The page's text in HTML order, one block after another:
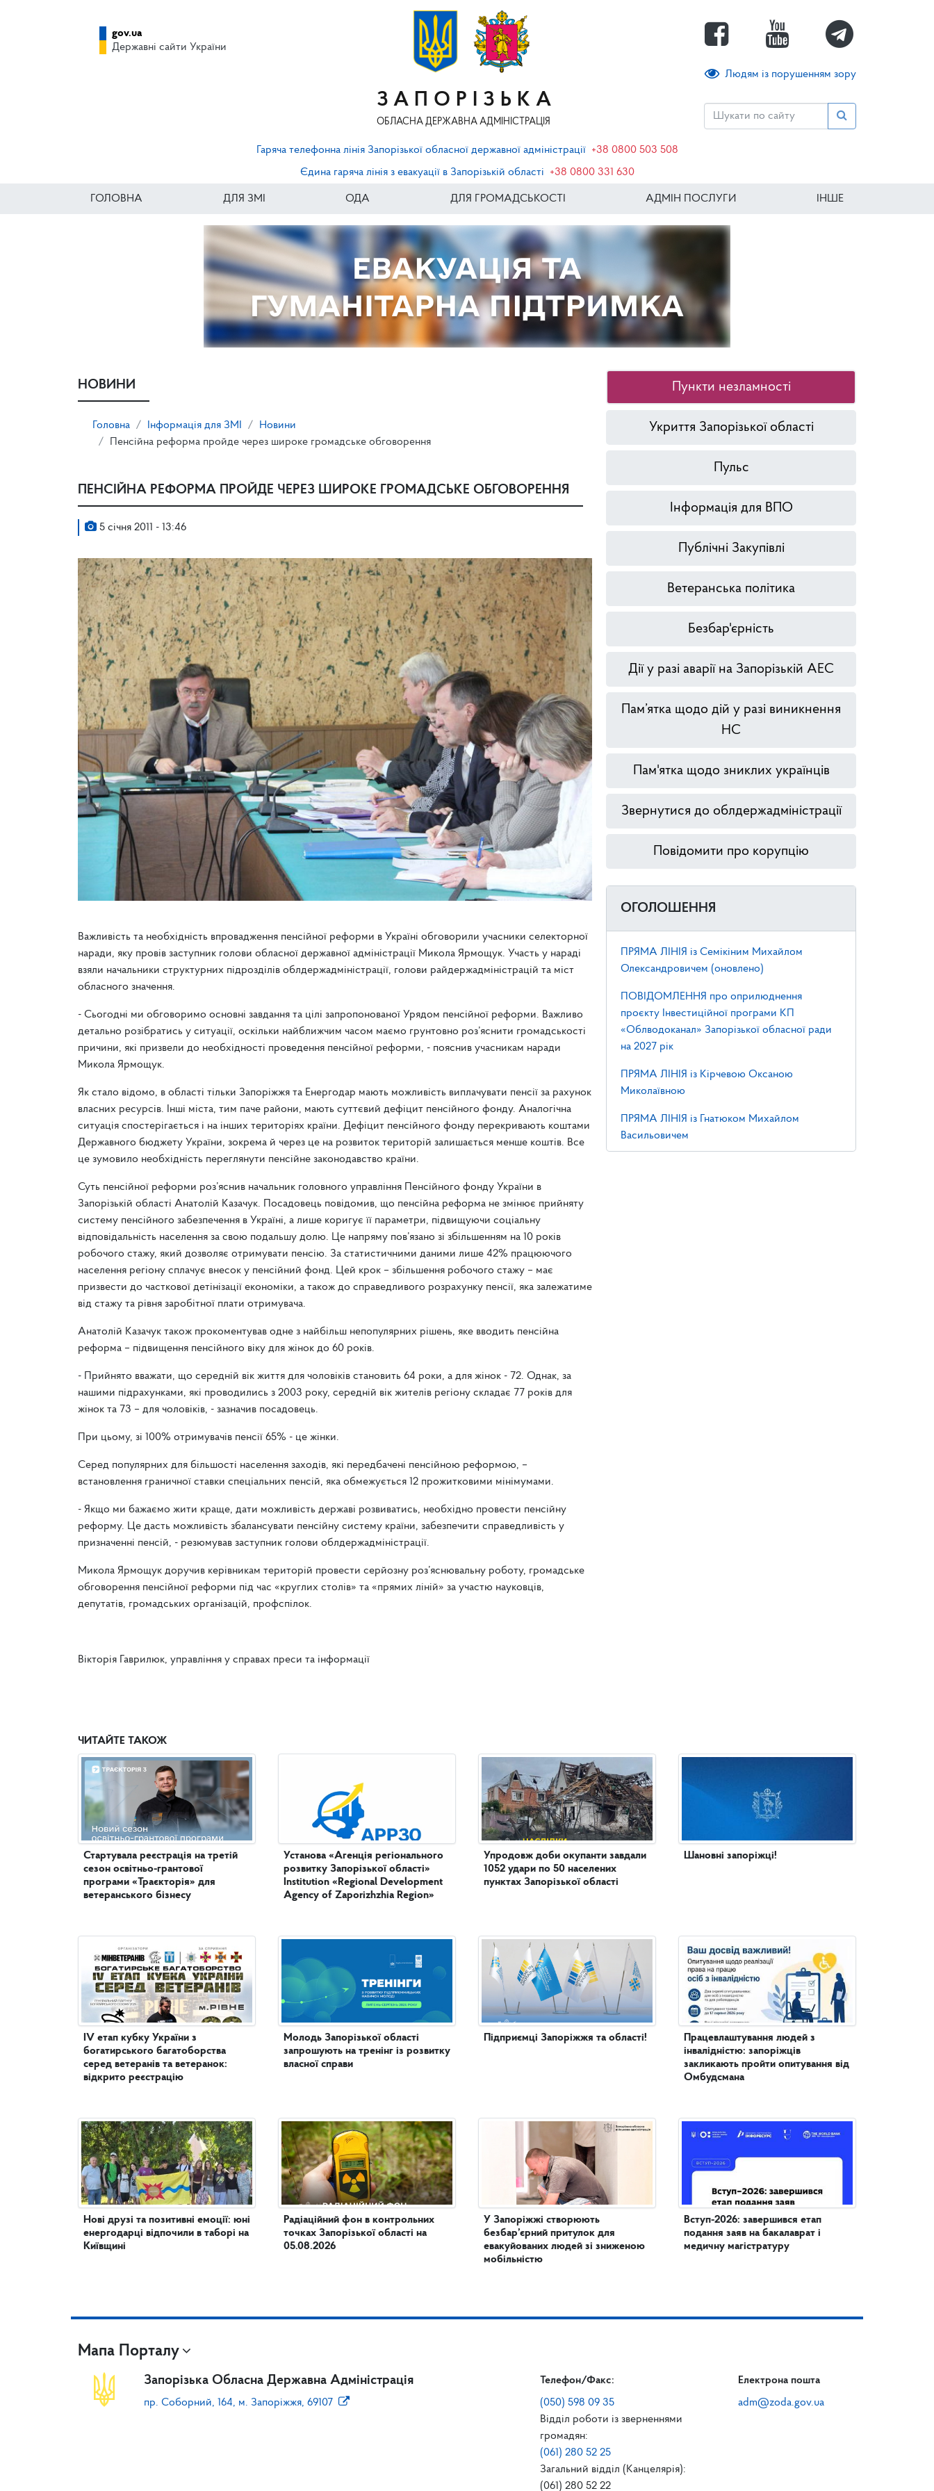
ЗАПОРІЗЬКА
ОБЛАСНА ДЕРЖАВНА АДМІНІСТРАЦІЯ
Людям із порушенням зору
gov.ua
Державні сайти України
Гаряча телефонна лінія Запорізької обласної державної адміністрації +38 0800 503 508
Єдина гаряча лінія з евакуації в Запорізькій області
+38 0800 331 630
ГОЛОВНА ДЛЯ ЗМІ ОДА ДЛЯ ГРОМАДСЬКОСТІ АДМІН ПОСЛУГИ ІНШЕ
НОВИНИ
Головна Інформація для ЗМІ
Новини
Пенсійна реформа пройде через широке громадське обговорення
ПЕНСІЙНА РЕФОРМА ПРОЙДЕ ЧЕРЕЗ ШИРОКЕ ГРОМАДСЬКЕ ОБГОВОРЕННЯ
5 січня 2011 - 13:46
Важливість та необхідність впровадження пенсійної реформи в Україні обговорили учасники селекторної
наради, яку провів заступник голови обласної державної адміністрації Микола Ярмощук. Участь у нараді
взяли начальники структурних підрозділів облдержадміністрації, голови райдержадміністрацій та міст
обласного значення.
- Сьогодні ми обговоримо основні завдання та цілі запропонованої Урядом пенсійної реформи. Важливо
детально розібратись у ситуації, оскільки найближчим часом маємо грунтовно роз’яснити громадськості
причини, які призвели до необхідності проведення пенсійної реформи, - пояснив учасникам наради
Микола Ярмощук.
Як стало відомо, в області тільки Запоріжжя та Енергодар мають можливість виплачувати пенсії за рахунок
власних ресурсів. Інші міста, тим паче райони, мають суттєвий дефіцит пенсійного фонду. Аналогічна
ситуація спостерігається і на інших територіях країни. Дефіцит пенсійного фонду перекривають коштами
Державного бюджету України, зокрема й через це на розвиток територій залишається менше коштів. Все
це зумовило необхідність переглянути пенсійне законодавство країни.
Суть пенсійної реформи роз’яснив начальник головного управління Пенсійного фонду України в
Запорізькій області Анатолій Казачук. Посадовець повідомив, що пенсійна реформа не змінює прийняту
систему пенсійного забезпечення в Україні, а лише коригує її параметри, підвищуючи соціальну
відповідальність населення за свою подальшу долю. Це напряму пов’язано зі збільшенням на 10 років
робочого стажу, який дозволяє отримувати пенсію. За статистичними даними лише 42% працюючого
населення регіону сплачує внесок у пенсійний фонд. Цей крок – збільшення робочого стажу – має
призвести до часткової детінізації економіки, а також до справедливого розрахунку пенсії, яка залежатиме
від стажу та рівня заробітної плати отримувача.
Анатолій Казачук також прокоментував одне з найбільш непопулярних рішень, яке вводить пенсійна
реформа – підвищення пенсійного віку для жінок до 60 років.
- Прийнято вважати, що середній вік життя для чоловіків становить 64 роки, а для жінок - 72. Однак, за
нашими підрахунками, які проводились з 2003 року, середній вік жителів регіону складає 77 років для
жінок та 73 – для чоловіків, - зазначив посадовець.
При цьому, зі 100% отримувачів пенсії 65% - це жінки.
Серед популярних для більшості населення заходів, які передбачені пенсійною реформою, –
встановлення граничної ставки спеціальних пенсій, яка обмежується 12 прожитковими мінімумами.
- Якщо ми бажаємо жити краще, дати можливість державі розвиватись, необхідно провести пенсійну
реформу. Це дасть можливість збалансувати пенсійну систему країни, забезпечити справедливість у
призначенні пенсій, - резюмував заступник голови облдержадміністрації.
Микола Ярмощук доручив керівникам територій провести серйозну роз’яснювальну роботу, громадське
обговорення пенсійної реформи під час «круглих столів» та «прямих ліній» за участю науковців,
депутатів, громадських організацій, профспілок.
Вікторія Гаврилюк, управління у справах преси та інформації
Пункти незламності
Укриття Запорізької області
Пульс
Інформація для ВПО
Публічні Закупівлі
Ветеранська політика
Безбар'єрність
Дії у разі аварії на Запорізькій АЕС
Пам’ятка щодо дій у разі виникнення
НС
Пам'ятка щодо зниклих українців
Звернутися до облдержадміністрації
Повідомити про корупцію
ОГОЛОШЕННЯ
ПРЯМА ЛІНІЯ із Семікіним Михайлом
Олександровичем (оновлено)
ПОВІДОМЛЕННЯ про оприлюднення
проєкту Інвестиційної програми КП
«Облводоканал» Запорізької обласної ради
на 2027 рік
ПРЯМА ЛІНІЯ із Кірчевою Оксаною
Миколаївною
ПРЯМА ЛІНІЯ із Гнатюком Михайлом
Васильовичем
ЧИТАЙТЕ ТАКОЖ
Стартувала реєстрація на третій
сезон освітньо-грантової
програми «Траєкторія» для
ветеранського бізнесу
IV етап кубку України з
богатирського багатоборства
серед ветеранів та ветеранок:
відкрито реєстрацію
Нові друзі та позитивні емоції: юні
енергодарці відпочили в таборі на
Київщині
Установа «Агенція регіонального
розвитку Запорізької області»
Institution «Regional Development
Agency of Zaporizhzhia Region»
Молодь Запорізької області
запрошують на тренінг із розвитку
власної справи
Радіаційний фон в контрольних
точках Запорізької області на
05.08.2026
Упродовж доби окупанти завдали
1052 удари по 50 населених
пунктах Запорізької області
Підприємці Запоріжжя та області!
У Запоріжжі створюють
безбар’єрний притулок для
евакуйованих людей зі зниженою
мобільністю
Шановні запоріжці!
Працевлаштування людей з
інвалідністю: запоріжців
закликають пройти опитування від
Омбудсмана
Вступ-2026: завершився етап
подання заяв на бакалаврат і
медичну магістратуру
Мапа Порталу
Запорізька Обласна Державна Адміністрація
пр. Соборний, 164, м. Запоріжжя, 69107
Телефон/Факс:
(050) 598 09 35
Відділ роботи із зверненнями
громадян:
(061) 280 52 25
Загальний відділ (Канцелярія):
(061) 280 52 22
Електрона пошта
adm@zoda.gov.ua